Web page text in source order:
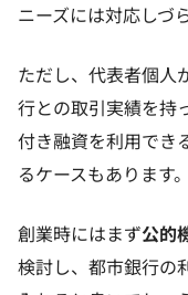
ニーズには対応しづ
ただし、代表者個人
行との取引実績を持
付き融資を利用でき
るケースもあります。
創業時にはまず公的
検討し、都市銀行の